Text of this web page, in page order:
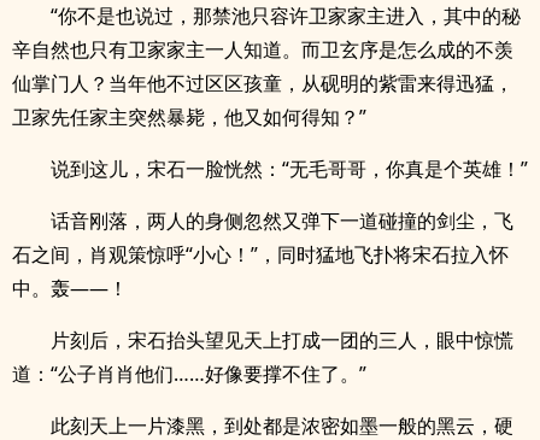
“你不是也说过，那禁池只容许卫家家主进入，其中的秘
辛自然也只有卫家家主一人知道。而卫玄序是怎么成的不羡
仙掌门人？当年他不过区区孩童，从砚明的紫雷来得迅猛，
卫家先任家主突然暴毙，他又如何得知？”
说到这儿，宋石一脸恍然：“无毛哥哥，你真是个英雄！”
话音刚落，两人的身侧忽然又弹下一道碰撞的剑尘，飞
石之间，肖观策惊呼“小心！”，同时猛地飞扑将宋石拉入怀
中。轰——！
片刻后，宋石抬头望见天上打成一团的三人，眼中惊慌
道：“公子肖肖他们……好像要撑不住了。”
此刻天上一片漆黑，到处都是浓密如墨一般的黑云，硬